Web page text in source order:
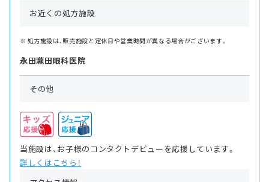
お近くの処方施設
処方施設は、販売施設と定休日や営業時間が異なる場合がございます。
永田瀧田眼科医院
その他
当施設は、お子様のコンタクトデビューを応援しています。
詳しくはこちら！